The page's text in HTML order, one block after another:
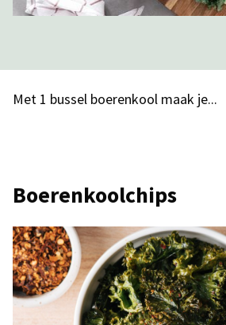
Met 1 bussel boerenkool maak je...
Boerenkoolchips